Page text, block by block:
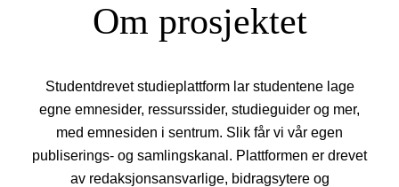
Om prosjektet
Studentdrevet studieplattform lar studentene lage
egne emnesider, ressurssider, studieguider og mer,
med emnesiden i sentrum. Slik får vi vår egen
publiserings- og samlingskanal. Plattformen er drevet
av redaksjonsansvarlige, bidragsytere og